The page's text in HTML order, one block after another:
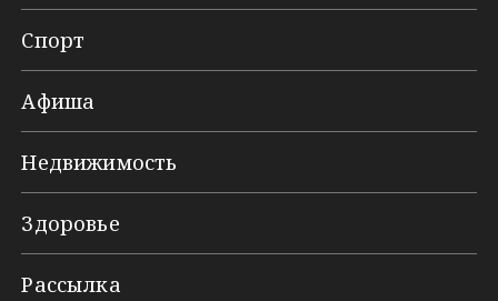
Спорт
Афиша
Недвижимость
Здоровье
Рассылка